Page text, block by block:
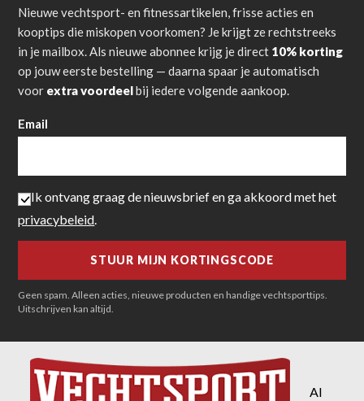
Nieuwe vechtsport- en fitnessartikelen, frisse acties en
kooptips die miskopen voorkomen? Je krijgt ze rechtstreeks
in je mailbox. Als nieuwe abonnee krijg je direct 10% korting
op jouw eerste bestelling — daarna spaar je automatisch
voor extra voordeelbij iedere volgende aankoop.
Email
Ik ontvang graag de nieuwsbrief en ga akkoord met het
privacybeleid.
Geen spam. Alleen acties, nieuwe producten en handige vechtsporttips.
Uitschrijven kan altijd.
Al